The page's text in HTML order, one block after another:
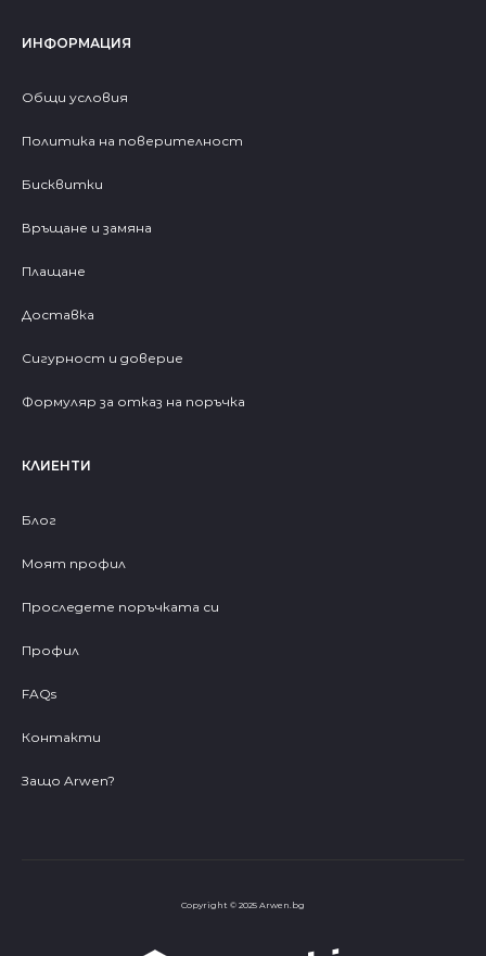
ИНФОРМАЦИЯ
Общи условия
Политика на поверителност
Бисквитки
Връщане и замяна
Плащане
Доставка
Сигурност и доверие
Формуляр за отказ на поръчка
КЛИЕНТИ
Блог
Моят профил
Проследете поръчката си
Профил
FAQs
Контакти
Защо Arwen?
Copyright © 2025 Arwen.bg